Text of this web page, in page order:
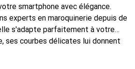
smartphone avec élégance.
experts en maroquinerie depuis de
s'adapte parfaitement à votre
ses courbes délicates lui donnent
smartphone. Reconnaissable à